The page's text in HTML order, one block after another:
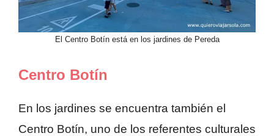
El Centro Botín está en los jardines de Pereda
Centro Botín
En los jardines se encuentra también el
Centro Botín, uno de los referentes culturales